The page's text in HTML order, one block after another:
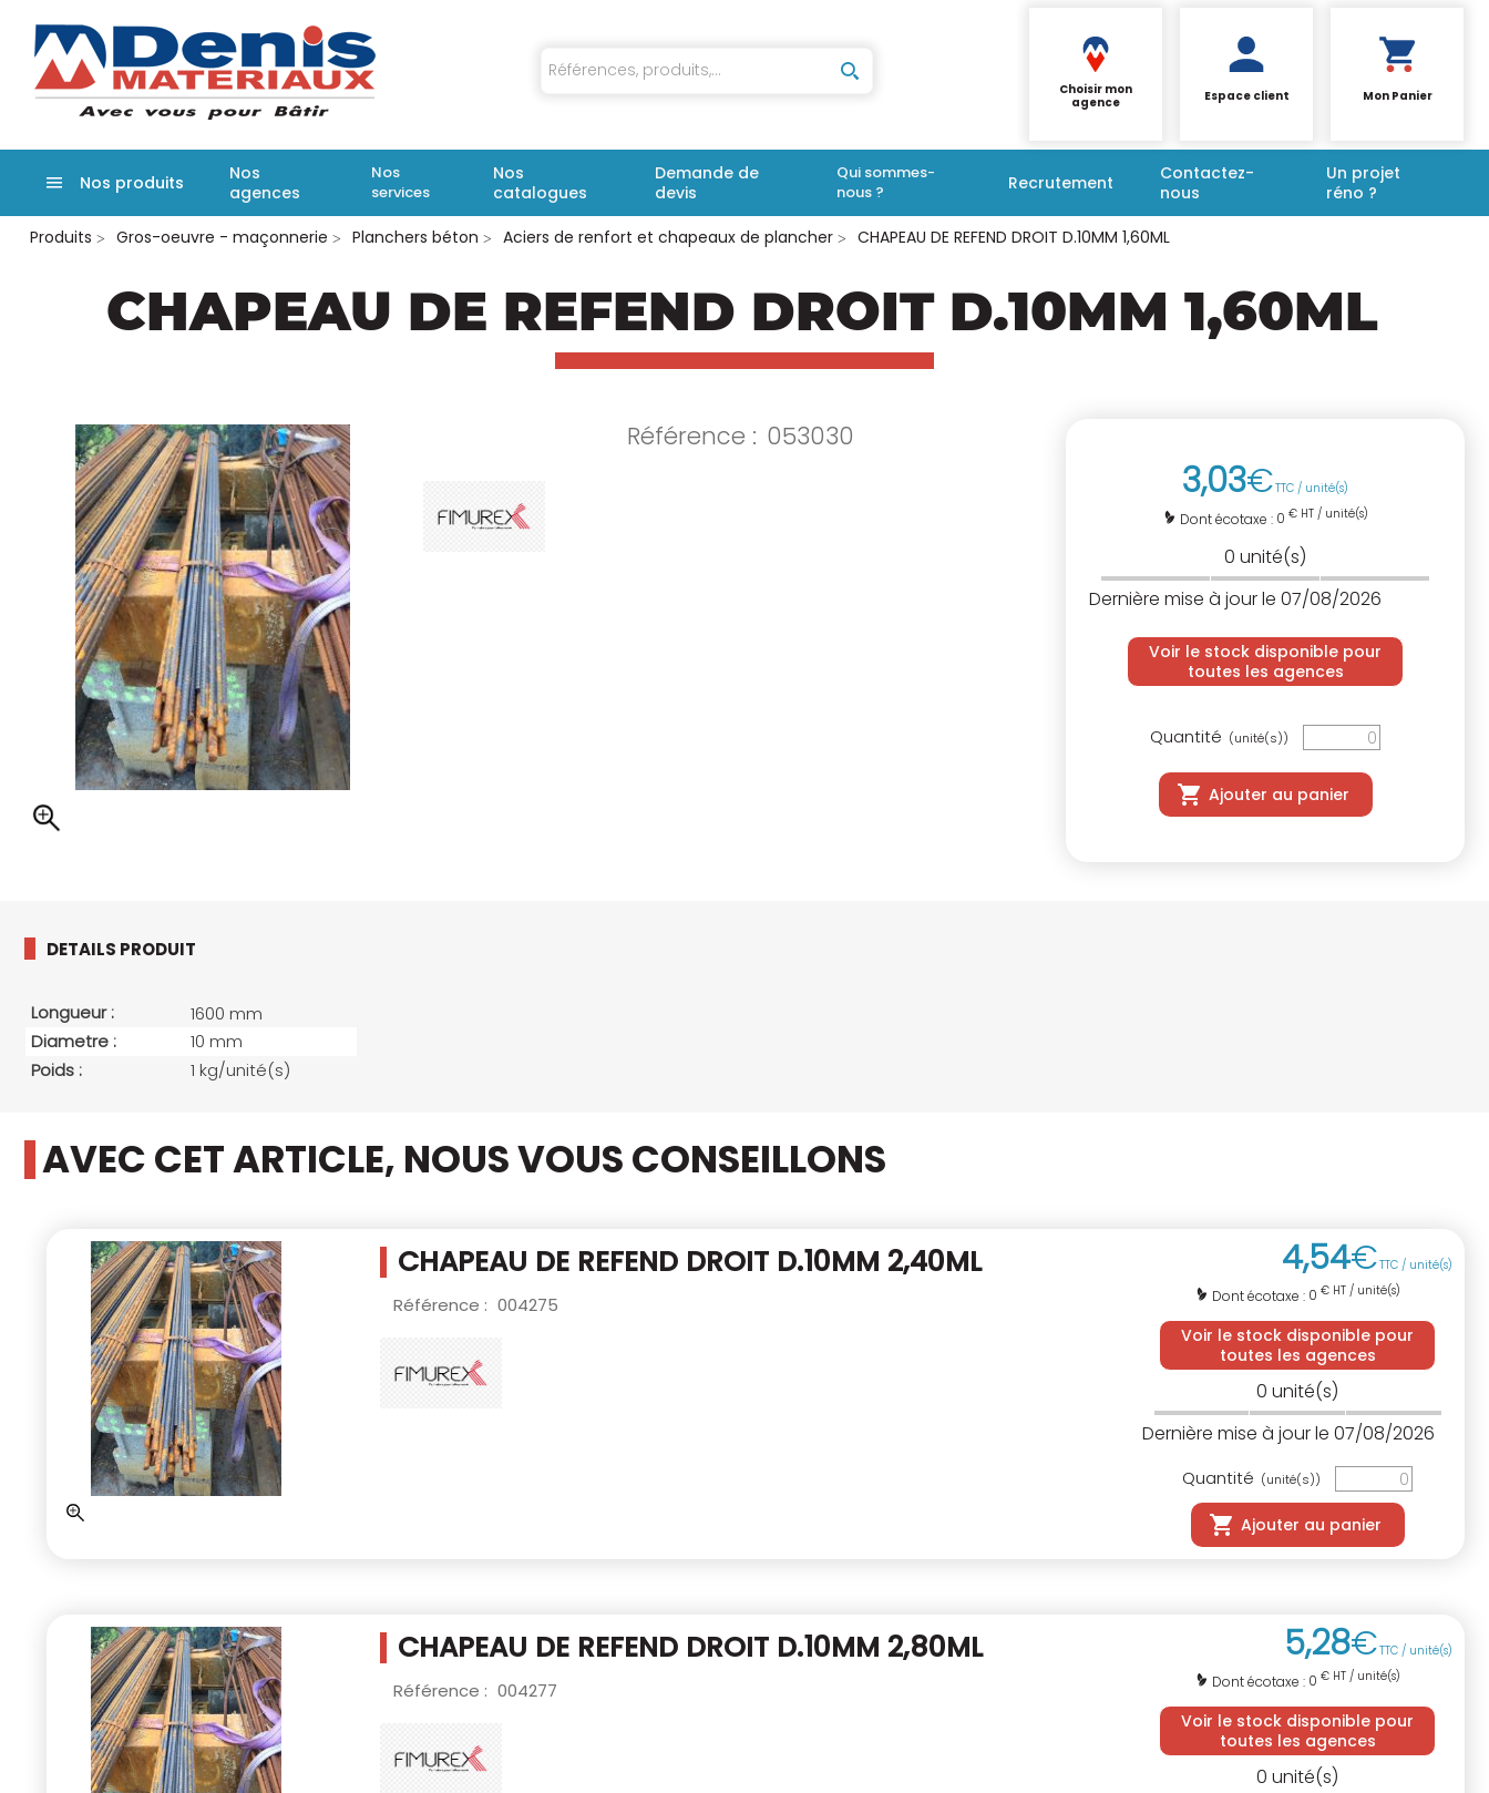
Aller
Choisir mon
agence
Espace client Mon Panier
Nos produits
Nos
agences
Nos
services
Nos
catalogues
Demande de
devis
Qui sommes-
nous ?
Recrutement
Contactez-
nous
Un projet
réno ?
Produits
Gros-oeuvre - maçonnerie Planchers béton Aciers de renfort et chapeaux de plancher CHAPEAU DE REFEND DROIT D.10MM 1,60ML
CHAPEAU DE REFEND DROIT D.10MM 1,60ML
Référence : 053030
3,03€TTC / unité(s)
Dont écotaxe : 0 € HT / unité(s)
0 unité(s)
Dernière mise à jour le 07/08/2026
Voir le stock disponible pour
toutes les agences
Quantité (unité(s))
Ajouter au panier
DETAILS PRODUIT
Longueur :
1600 mm
Diametre :
10 mm
Poids :
1 kg/unité(s)
AVEC CET ARTICLE, NOUS VOUS CONSEILLONS
CHAPEAU DE REFEND DROIT D.10MM 2,40ML
Référence : 004275
4,54€TTC / unité(s)
Dont écotaxe : 0 € HT / unité(s)
Voir le stock disponible pour
toutes les agences
0 unité(s)
Dernière mise à jour le 07/08/2026
Quantité (unité(s))
Ajouter au panier
CHAPEAU DE REFEND DROIT D.10MM 2,80ML
Référence : 004277
5,28€TTC / unité(s)
Dont écotaxe : 0 € HT / unité(s)
Voir le stock disponible pour
toutes les agences
0 unité(s)